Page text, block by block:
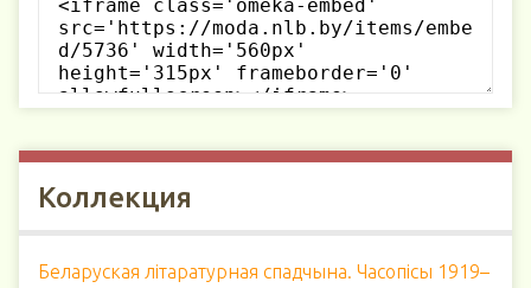
Коллекция
Беларуская літаратурная спадчына. Часопісы 1919–